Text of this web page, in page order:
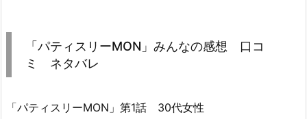
「パティスリーMON」みんなの感想 口コ
ミ ネタバレ
「パティスリーMON」第1話 30代女性